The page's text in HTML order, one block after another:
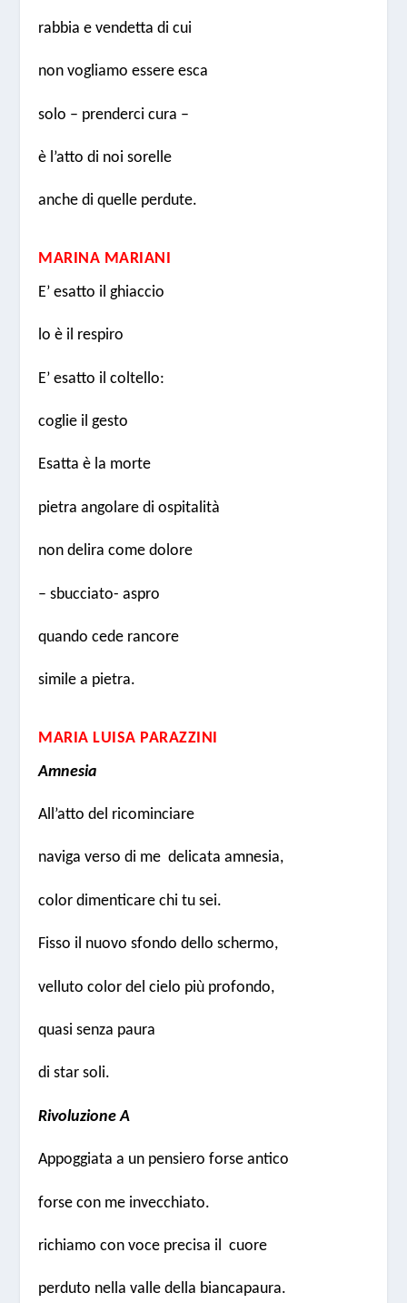
rabbia e vendetta di cui
non vogliamo essere esca
solo – prenderci cura –
è l’atto di noi sorelle
anche di quelle perdute.
MARINA MARIANI
E’ esatto il ghiaccio
lo è il respiro
E’ esatto il coltello:
coglie il gesto
Esatta è la morte
pietra angolare di ospitalità
non delira come dolore
– sbucciato- aspro
quando cede rancore
simile a pietra.
MARIA LUISA PARAZZINI
Amnesia
All’atto del ricominciare
naviga verso di me delicata amnesia,
color dimenticare chi tu sei.
Fisso il nuovo sfondo dello schermo,
velluto color del cielo più profondo,
quasi senza paura
di star soli.
Rivoluzione A
Appoggiata a un pensiero forse antico
forse con me invecchiato.
richiamo con voce precisa il cuore
perduto nella valle della biancapaura.